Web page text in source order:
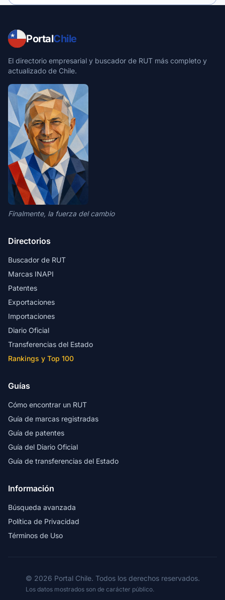
PortalChile
El directorio empresarial y buscador de RUT más completo y
actualizado de Chile.
Finalmente, la fuerza del cambio
Directorios
Buscador de RUT
Marcas INAPI
Patentes
Exportaciones
Importaciones
Diario Oficial
Transferencias del Estado
Rankings y Top 100
Guías
Cómo encontrar un RUT
Guía de marcas registradas
Guía de patentes
Guía del Diario Oficial
Guía de transferencias del Estado
Información
Búsqueda avanzada
Política de Privacidad
Términos de Uso
© 2026 Portal Chile. Todos los derechos reservados.
Los datos mostrados son de carácter público.